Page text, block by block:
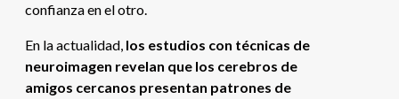
confianza en el otro.
En la actualidad, los estudios con técnicas de
neuroimagen revelan que los cerebros de
amigos cercanos presentan patrones de